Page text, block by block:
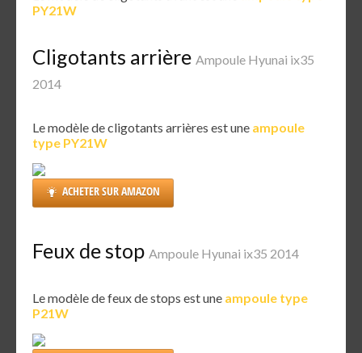
PY21W
Cligotants arrière Ampoule Hyunai ix35
2014
Le modèle de cligotants arrières est une ampoule
type PY21W
ACHETER SUR AMAZON
Feux de stop Ampoule Hyunai ix35 2014
Le modèle de feux de stops est une ampoule type
P21W